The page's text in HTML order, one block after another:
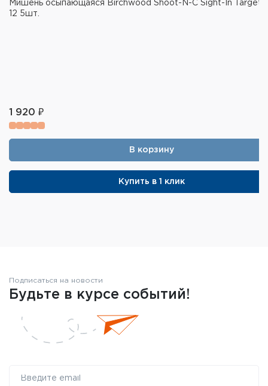
Мишень осыпающаяся Birchwood Shoot-N-C Sight-In Target
12 5шт.
1 920 ₽
В корзину
Купить в 1 клик
Подписаться на новости
Будьте в курсе событий!